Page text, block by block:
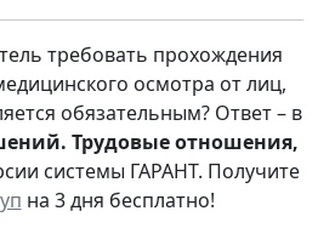
требовать прохождения
осмотра от лиц,
обязательным? Ответ – в
Трудовые отношения,
системы ГАРАНТ. Получите
на 3 дня бесплатно!